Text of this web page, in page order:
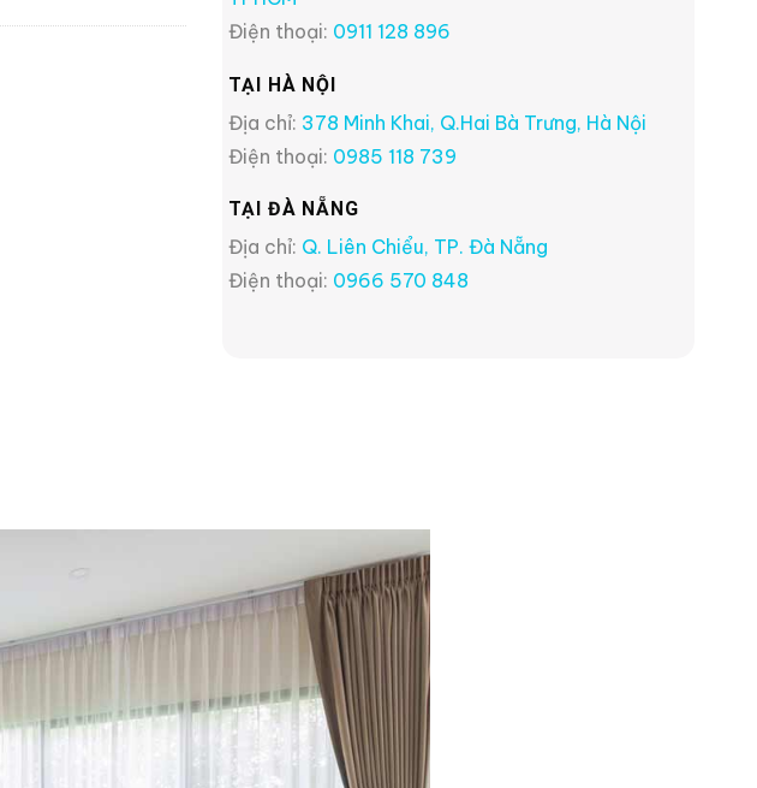
Điện thoại: 0911 128 896
TẠI HÀ NỘI
Địa chỉ: 378 Minh Khai, Q.Hai Bà Trưng, Hà Nội
Điện thoại: 0985 118 739
TẠI ĐÀ NẴNG
Địa chỉ: Q. Liên Chiểu, TP. Đà Nẵng
Điện thoại: 0966 570 848